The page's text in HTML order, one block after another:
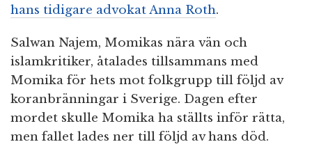
hans tidigare advokat Anna Roth.
Salwan Najem, Momikas nära vän och
islamkritiker, åtalades tillsammans med
Momika för hets mot folkgrupp till följd av
koranbränningar i Sverige. Dagen efter
mordet skulle Momika ha ställts inför rätta,
men fallet lades ner till följd av hans död.